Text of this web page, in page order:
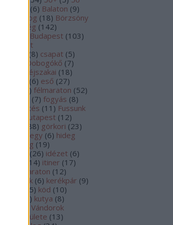
(6) Balaton (9)
blog (18) Börzsöny
hegység (142)
Budapest (103)
(8) csapat (5)
Dobogókő (7)
éjszakai (18)
(6) eső (27)
) félmaraton (52)
(7) fogyás (8)
frissítés (11 ) Fussunk
Futapest (12)
88) görkori (23)
(6) hideg
hőség (19)
(26) idézet (6)
14) itiner (17)
K&H maraton (12)
képek (6) kerékpár (9)
5) köd (10)
) kutya (8)
Magyar Vándorok
Egyesülete (13)